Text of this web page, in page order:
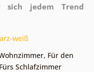
sich jedem Trend
weiß
, Für den
Fürs Schlafzimmer